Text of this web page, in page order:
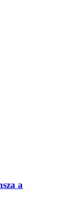
a